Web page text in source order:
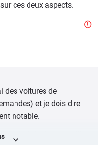
ces deux aspects.
des voitures de
et je dois dire
notable.
à la fois de sa qualité